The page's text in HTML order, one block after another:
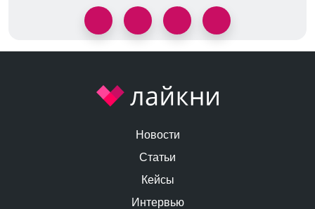
Новости
Статьи
Кейсы
Интервью